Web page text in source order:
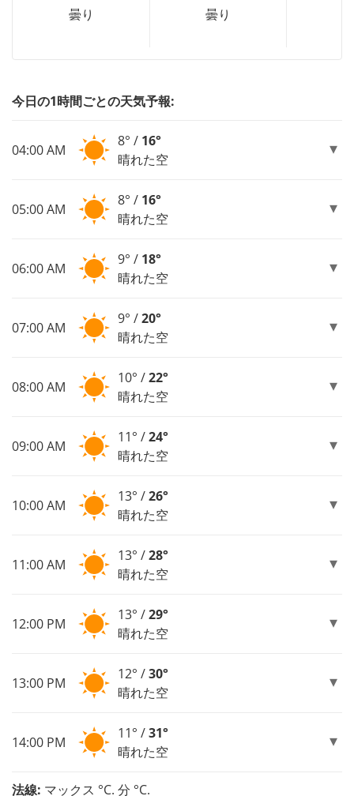
曇り 曇り
今日の1時間ごとの天気予報:
04:00 AM
8° / 16°
晴れた空
05:00 AM
8° / 16°
晴れた空
06:00 AM
9° / 18°
晴れた空
07:00 AM
9° /20°
晴れた空
08:00 AM
10° /22°
晴れた空
09:00 AM
11° /24°
晴れた空
10:00 AM
13° /26°
晴れた空
11:00 AM
13° /28°
晴れた空
12:00 PM
13° /29°
晴れた空
13:00 PM
12° /30°
晴れた空
14:00 PM
11° /31°
晴れた空
法線: マックス °C. 分 °C.